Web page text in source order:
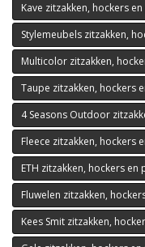
Kave zitzakken, hockers
Stylemeubels zitzakken,
Multicolor zitzakken,
Taupe zitzakken, hockers
4 Seasons Outdoor
Fleece zitzakken, hockers
ETH zitzakken, hockers en
Fluwelen zitzakken,
Kees Smit zitzakken,